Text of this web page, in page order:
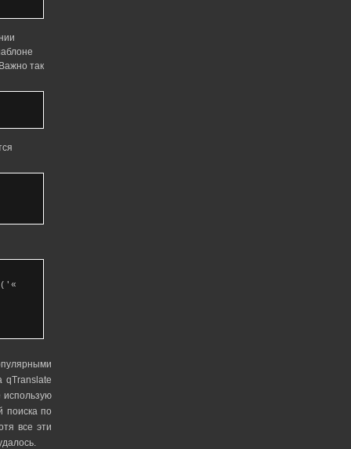
так
qTranslate
использую
поиска по
все эти